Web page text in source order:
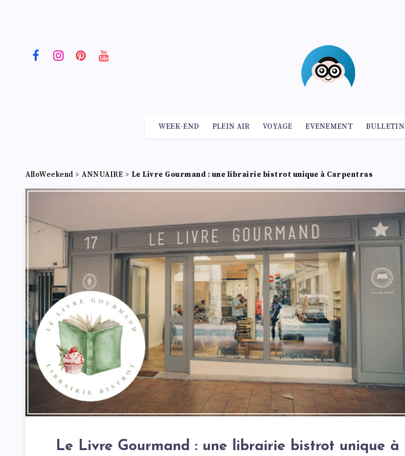
WEEK-END PLEIN AIR VOYAGE EVENEMENT BULLETIN
AlloWeekend > ANNUAIRE > Le Livre Gourmand : une librairie bistrot unique à Carpentras
Le Livre Gourmand : une librairie bistrot unique à